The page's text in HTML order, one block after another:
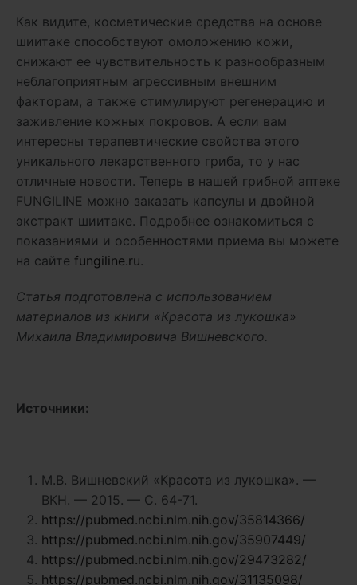
Как видите, косметические средства на основе
шиитаке способствуют омоложению кожи,
снижают ее чувствительность к разнообразным
неблагоприятным агрессивным внешним
факторам, а также стимулируют регенерацию и
заживление кожных покровов. А если вам
интересны терапевтические свойства этого
уникального лекарственного гриба, то у нас
отличные новости. Теперь в нашей грибной аптеке
FUNGILINE можно заказать капсулы и двойной
экстракт шиитаке. Подробнее ознакомиться с
показаниями и особенностями приема вы можете
на сайте fungiline.ru.
Статья подготовлена с использованием
материалов из книги «Красота из лукошка»
Михаила Владимировича Вишневского.
Источники:
М.В. Вишневский «Красота из лукошка». —
ВКН. — 2015. — С. 64-71.
https://pubmed.ncbi.nlm.nih.gov/35814366/
https://pubmed.ncbi.nlm.nih.gov/35907449/
https://pubmed.ncbi.nlm.nih.gov/29473282/
https://pubmed.ncbi.nlm.nih.gov/31135098/